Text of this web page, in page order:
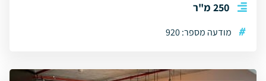
250 מ"ר
# מודעה מספר: 920